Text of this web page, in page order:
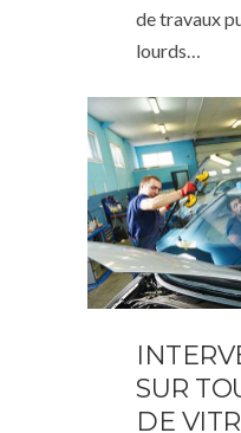
de travaux
lourds…
SUR
DE